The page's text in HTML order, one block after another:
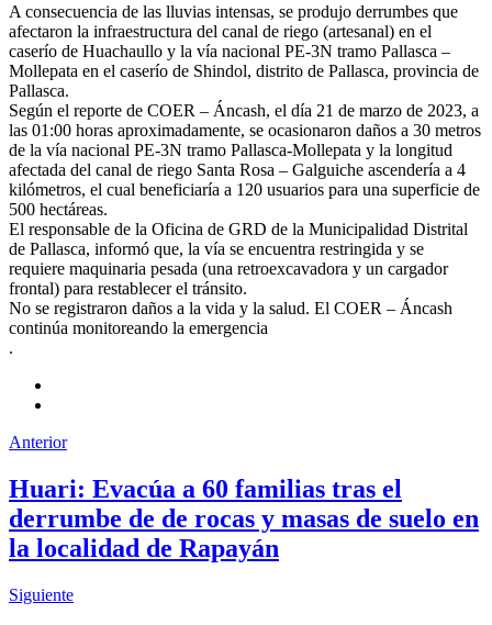
A consecuencia de las lluvias intensas, se produjo derrumbes que
afectaron la infraestructura del canal de riego (artesanal) en el
caserío de Huachaullo y la vía nacional PE-3N tramo Pallasca –
Mollepata en el caserío de Shindol, distrito de Pallasca, provincia de
Pallasca.
Según el reporte de COER – Áncash, el día 21 de marzo de 2023, a
las 01:00 horas aproximadamente, se ocasionaron daños a 30 metros
de la vía nacional PE-3N tramo Pallasca-Mollepata y la longitud
afectada del canal de riego Santa Rosa – Galguiche ascendería a 4
kilómetros, el cual beneficiaría a 120 usuarios para una superficie de
500 hectáreas.
El responsable de la Oficina de GRD de la Municipalidad Distrital
de Pallasca, informó que, la vía se encuentra restringida y se
requiere maquinaria pesada (una retroexcavadora y un cargador
frontal) para restablecer el tránsito.
No se registraron daños a la vida y la salud. El COER – Áncash
continúa monitoreando la emergencia
.
Anterior
Huari: Evacúa a 60 familias tras el
derrumbe de de rocas y masas de suelo en
la localidad de Rapayán
Siguiente